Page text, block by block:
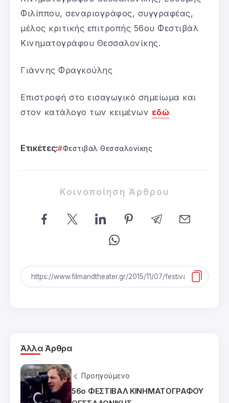
Φιλίππου, σεναριογράφος, συγγραφέας,
μέλος κριτικής επιτροπής 56ου Φεστιβάλ
Κινηματογράφου Θεσσαλονίκης.
Γιάννης Φραγκούλης
Επιστροφή στο εισαγωγικό σημείωμα και
στον κατάλογο των κειμένων εδώ
Ετικέτες: Φεστιβάλ Θεσσαλονίκης
Κοινοποίηση Άρθρου
Άλλα Άρθρα
Προηγούμενο
56ο ΦΕΣΤΙΒΑΛ ΚΙΝΗΜΑΤΟΓΡΑΦΟΥ